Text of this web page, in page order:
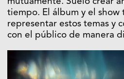
tiempo. El álbum y el show
representar estos temas y
con el público de manera